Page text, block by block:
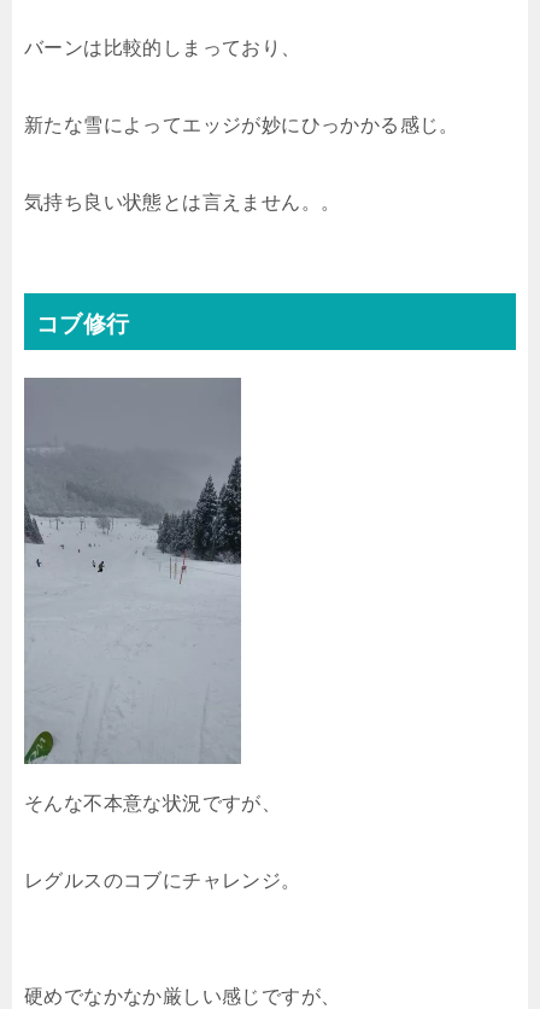
バーンは比較的しまっており、
新たな雪によってエッジが妙にひっかかる感じ。
気持ち良い状態とは言えません。。
コブ修行
そんな不本意な状況ですが、
レグルスのコブにチャレンジ。
硬めでなかなか厳しい感じですが、